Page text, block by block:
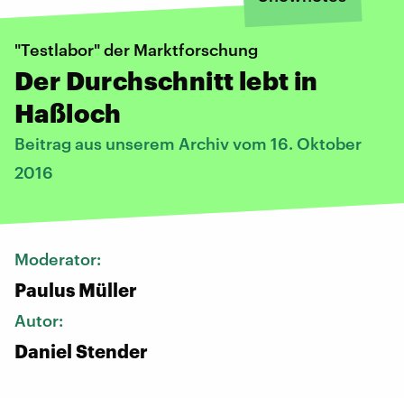
"Testlabor" der Marktforschung
Der Durchschnitt lebt in
Haßloch
Beitrag aus unserem Archiv vom 16. Oktober
2016
Moderator:
Paulus Müller
Autor:
Daniel Stender